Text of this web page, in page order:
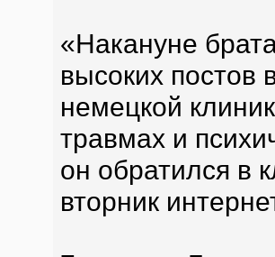
«Накануне
высоких постов
немецкой
травмах и
он обратился в
вторник